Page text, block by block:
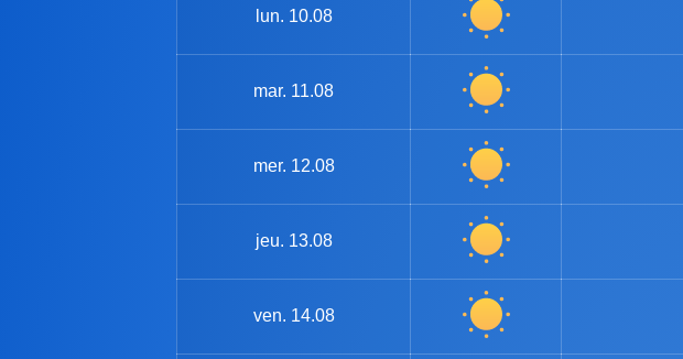
lun. 10.08
mar. 11.08
mer. 12.08
jeu. 13.08
ven. 14.08